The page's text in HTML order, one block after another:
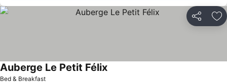
Partilhar
Bed & Breakfast
Auberge Le Petit FélixVer preços